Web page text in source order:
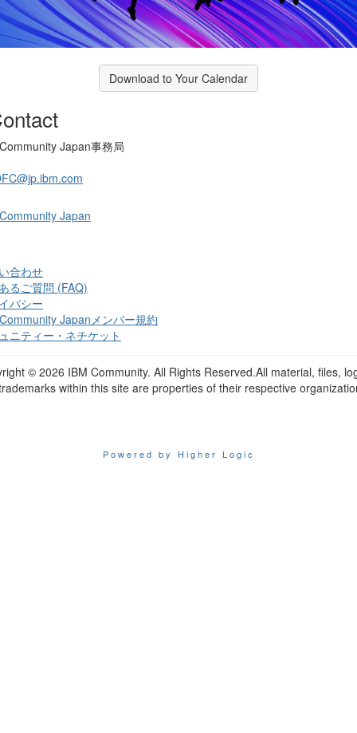
Download to Your Calendar
Japan事務局
Japan
合わせ
るご質問 (FAQ)
バシー
Japanメンバー規約
ニティー・ネチケット
© 2026 IBM Community. All Rights Reserved.All material, files,
within this site are properties of their respective
Powered by Higher Logic